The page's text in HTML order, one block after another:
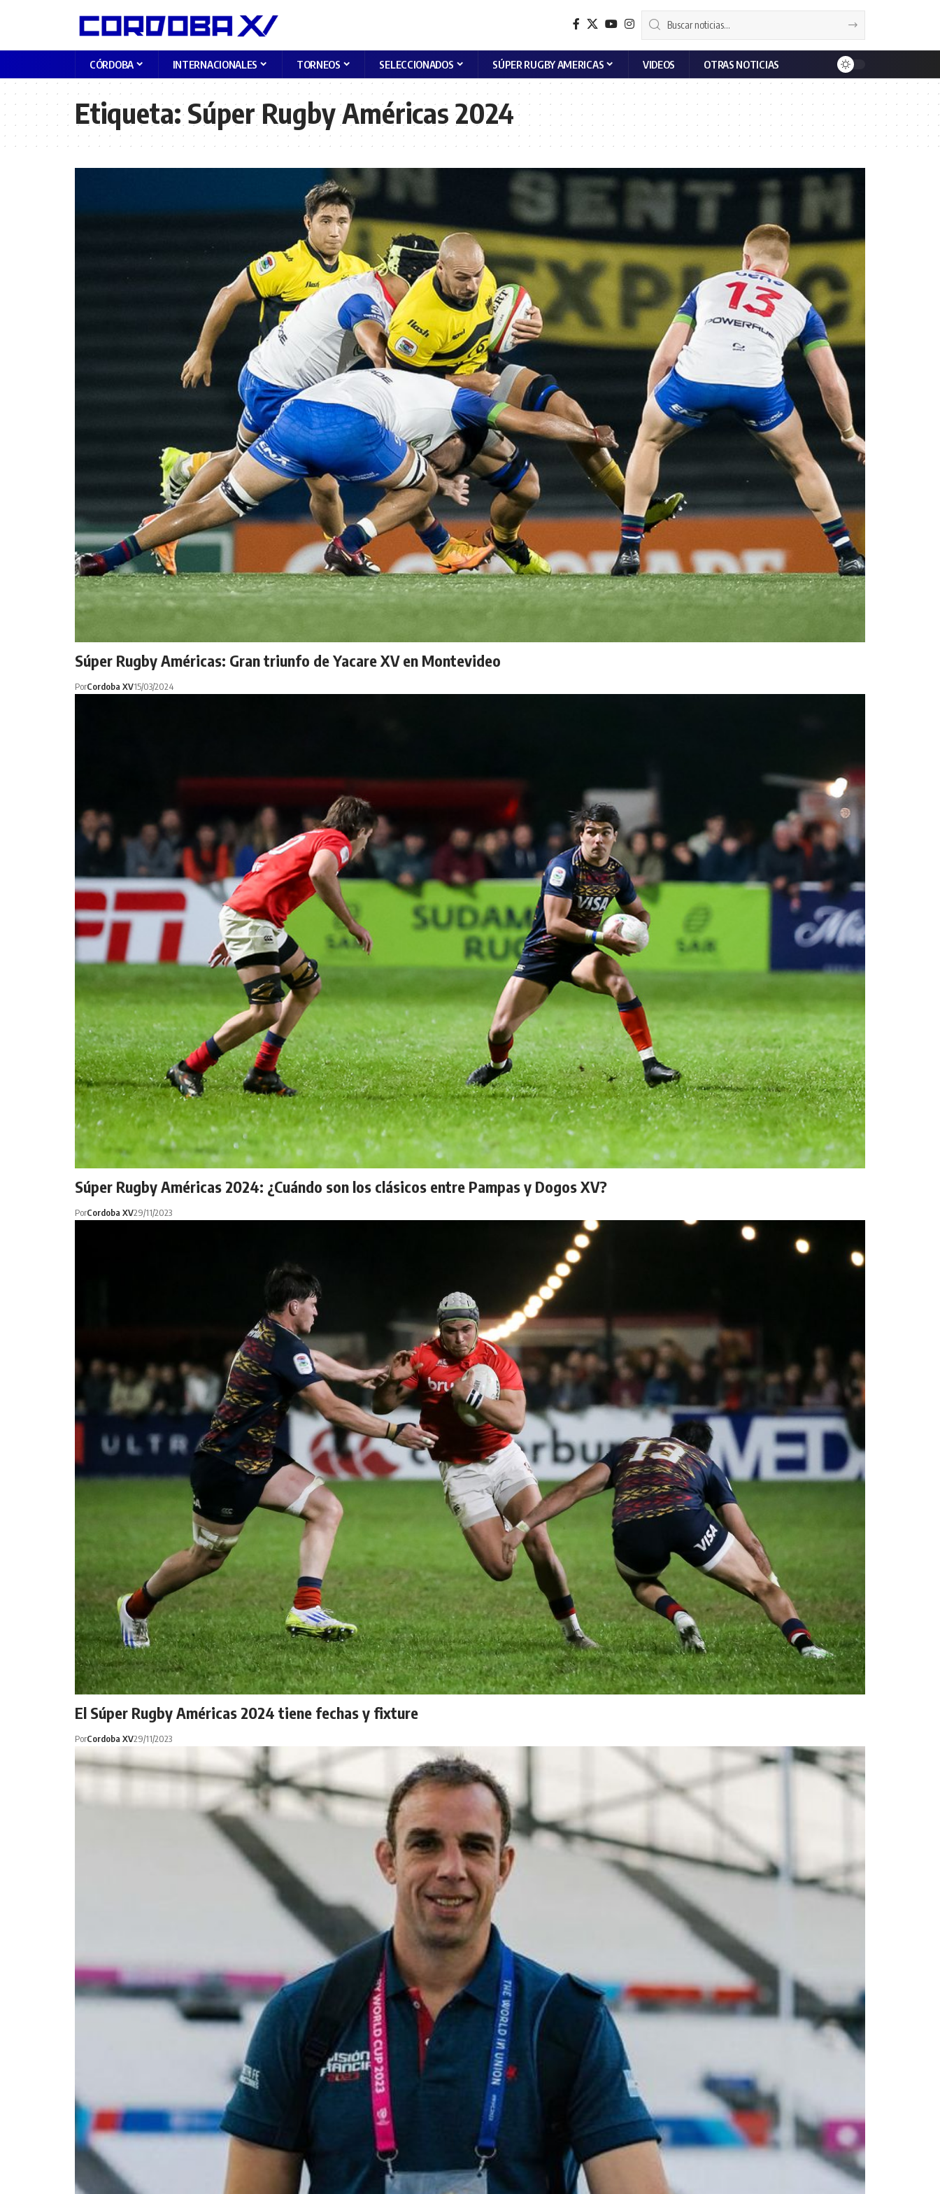
CÓRDOBA INTERNACIONALES TORNEOS SELECCIONADOS SÚPER RUGBY AMERICAS VIDEOS OTRAS NOTICIAS
Etiqueta:Súper Rugby Américas 2024
Súper Rugby Américas: Gran triunfo de Yacare XV en Montevideo
PorCordoba XV15/03/2024
Súper Rugby Américas 2024: ¿Cuándo son los clásicos entre Pampas y Dogos XV?
PorCordoba XV29/11/2023
El Súper Rugby Américas 2024 tiene fechas y fixture
PorCordoba XV29/11/2023